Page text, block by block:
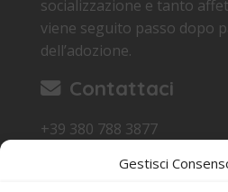
Gestisci
socializzazione e tanto
viene seguito passo dopo
dell’adozione.
Contattaci
+39 380 788 3877
Loc. Sa Terredda 09013